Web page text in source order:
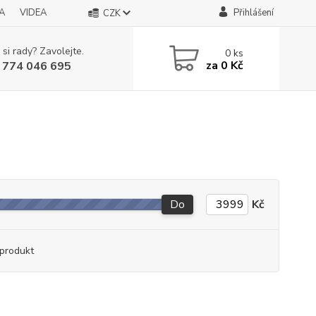
VIDEA CZK Přihlášení
rady? Zavolejte.
046 695
0ks
za 0 Kč
Do Kč